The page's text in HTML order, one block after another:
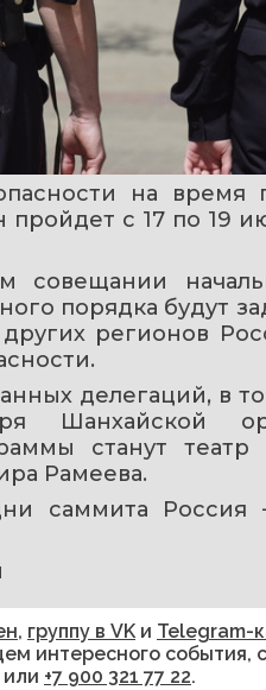
на время
с 17 по 19
совещании
порядка будут
регионов
делегаций, в
Шанхайской
станут
Рамеева.
саммита Россия
, группу в VK и Telegram-
интересного
или +7 900 321 77 22.